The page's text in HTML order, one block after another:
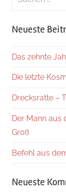
Neueste
Das zehnte
Die letzte
Drecksratte –
Der Mann aus
Groß
Befehl aus
Neueste